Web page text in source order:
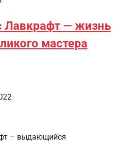
Лавкрафт — жизнь
мастера
– выдающийся